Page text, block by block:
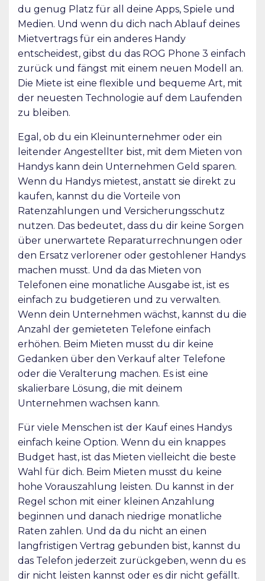
du genug Platz für all deine Apps, Spiele und
Medien. Und wenn du dich nach Ablauf deines
Mietvertrags für ein anderes Handy
entscheidest, gibst du das ROG Phone 3 einfach
zurück und fängst mit einem neuen Modell an.
Die Miete ist eine flexible und bequeme Art, mit
der neuesten Technologie auf dem Laufenden
zu bleiben.
Egal, ob du ein Kleinunternehmer oder ein
leitender Angestellter bist, mit dem Mieten von
Handys kann dein Unternehmen Geld sparen.
Wenn du Handys mietest, anstatt sie direkt zu
kaufen, kannst du die Vorteile von
Ratenzahlungen und Versicherungsschutz
nutzen. Das bedeutet, dass du dir keine Sorgen
über unerwartete Reparaturrechnungen oder
den Ersatz verlorener oder gestohlener Handys
machen musst. Und da das Mieten von
Telefonen eine monatliche Ausgabe ist, ist es
einfach zu budgetieren und zu verwalten.
Wenn dein Unternehmen wächst, kannst du die
Anzahl der gemieteten Telefone einfach
erhöhen. Beim Mieten musst du dir keine
Gedanken über den Verkauf alter Telefone
oder die Veralterung machen. Es ist eine
skalierbare Lösung, die mit deinem
Unternehmen wachsen kann.
Für viele Menschen ist der Kauf eines Handys
einfach keine Option. Wenn du ein knappes
Budget hast, ist das Mieten vielleicht die beste
Wahl für dich. Beim Mieten musst du keine
hohe Vorauszahlung leisten. Du kannst in der
Regel schon mit einer kleinen Anzahlung
beginnen und danach niedrige monatliche
Raten zahlen. Und da du nicht an einen
langfristigen Vertrag gebunden bist, kannst du
das Telefon jederzeit zurückgeben, wenn du es
dir nicht leisten kannst oder es dir nicht gefällt.